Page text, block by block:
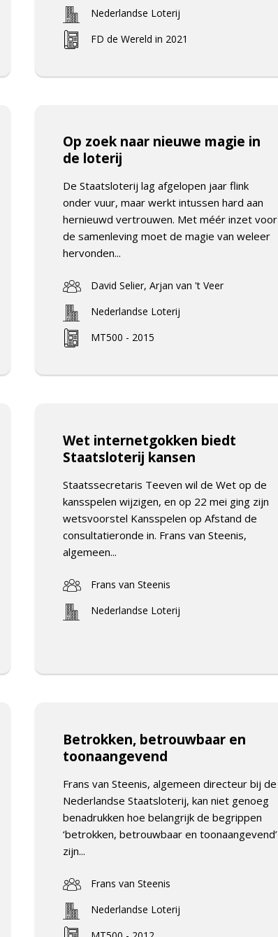
Nederlandse Loterij
FD de Wereld in 2021
Op zoek naar nieuwe magie in
de loterij
De Staatsloterij lag afgelopen jaar flink
onder vuur, maar werkt intussen hard aan
hernieuwd vertrouwen. Met méér inzet voor
de samenleving moet de magie van weleer
hervonden...
David Selier, Arjan van 't Veer
Nederlandse Loterij
MT500 - 2015
Wet internetgokken biedt
Staatsloterij kansen
Staatssecretaris Teeven wil de Wet op de
kansspelen wijzigen, en op 22 mei ging zijn
wetsvoorstel Kansspelen op Afstand de
consultatieronde in. Frans van Steenis,
algemeen...
Frans van Steenis
Nederlandse Loterij
Betrokken, betrouwbaar en
toonaangevend
Frans van Steenis, algemeen directeur bij de
Nederlandse Staatsloterij, kan niet genoeg
benadrukken hoe belangrijk de begrippen
‘betrokken, betrouwbaar en toonaangevend’
zijn...
Frans van Steenis
Nederlandse Loterij